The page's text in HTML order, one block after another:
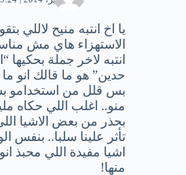
يا اخ انتبه منيح لاللي
الاستهزاء هاي مش
انتبه لاخر جملة بحكيها
حدين” هو ما قالك انو
بس قلل من استخدامو
منو.. اغلب اللي حكاه
بحذر من بعض الاشيا
تأثر علينا سلبا.. بنفس
اشيا مفيدة اللي محبذ
منها!